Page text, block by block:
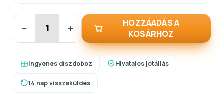
− +
HOZZÁADÁS A
KOSÁRHOZ
Ingyenes díszdoboz Hivatalos jótállás
14 nap visszaküldés